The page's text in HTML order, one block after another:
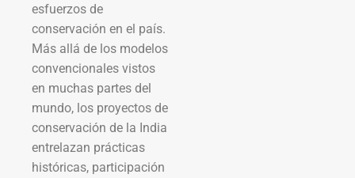
esfuerzos de
conservación en el país.
Más allá de los modelos
convencionales vistos
en muchas partes del
mundo, los proyectos de
conservación de la India
entrelazan prácticas
históricas, participación